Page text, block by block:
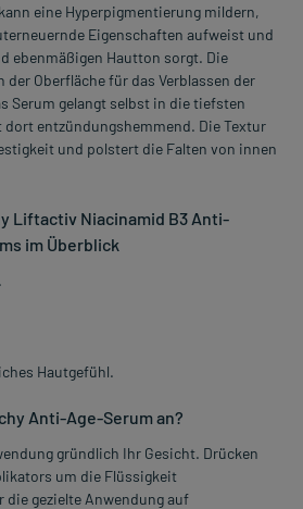
eine Hyperpigmentierung mildern,
Eigenschaften aufweist und
ebenmäßigen Hautton sorgt. Die
der Oberfläche für das Verblassen der
Serum gelangt selbst in die tiefsten
entzündungshemmend. Die Textur
und polstert die Falten von innen
Liftactiv Niacinamid B3 Anti-
im Überblick
Hautgefühl.
Anti-Age-Serum an?
gründlich Ihr Gesicht. Drücken
um die Flüssigkeit
die gezielte Anwendung auf